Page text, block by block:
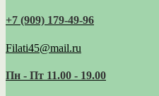
+7 (909) 179‑49-96
Filati45@mail.ru
Пн - Пт 11.00 - 19.00